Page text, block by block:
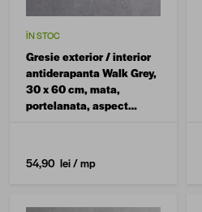
ÎN STOC
Gresie exterior / interior
antiderapanta Walk Grey,
30 x 60 cm, mata,
portelanata, aspect
54,90 lei/ mp